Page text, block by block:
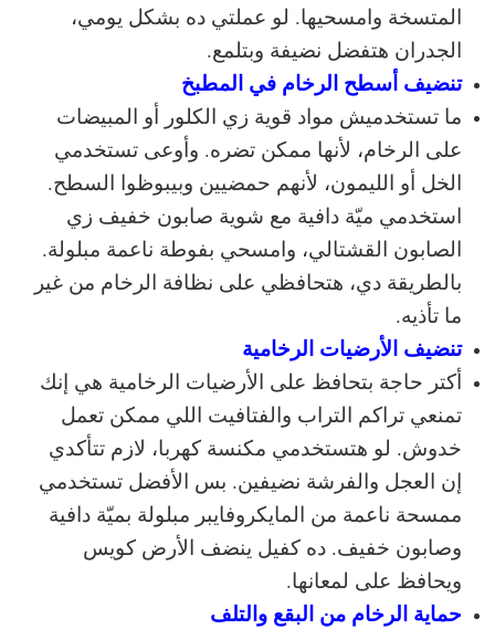
المتسخة وامسحيها. لو عملتي ده بشكل يومي،
الجدران هتفضل نضيفة وبتلمع.
تنضيف أسطح الرخام في المطبخ
ما تستخدميش مواد قوية زي الكلور أو المبيضات
على الرخام، لأنها ممكن تضره. وأوعى تستخدمي
الخل أو الليمون، لأنهم حمضيين وبيبوظوا السطح.
استخدمي ميّة دافية مع شوية صابون خفيف زي
الصابون القشتالي، وامسحي بفوطة ناعمة مبلولة.
بالطريقة دي، هتحافظي على نظافة الرخام من غير
ما تأذيه.
تنضيف الأرضيات الرخامية
أكتر حاجة بتحافظ على الأرضيات الرخامية هي إنك
تمنعي تراكم التراب والفتافيت اللي ممكن تعمل
خدوش. لو هتستخدمي مكنسة كهربا، لازم تتأكدي
إن العجل والفرشة نضيفين. بس الأفضل تستخدمي
ممسحة ناعمة من المايكروفايبر مبلولة بميّة دافية
وصابون خفيف. ده كفيل ينضف الأرض كويس
ويحافظ على لمعانها.
حماية الرخام من البقع والتلف